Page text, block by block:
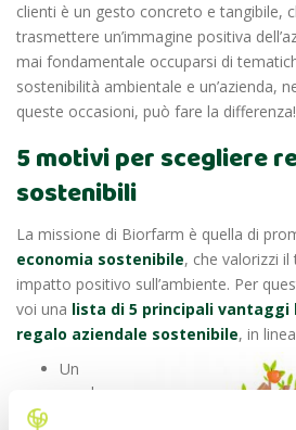
clienti è un gesto concreto e tangibile,
trasmettere un’immagine positiva
mai fondamentale occuparsi di
sostenibilità ambientale e un’azienda,
queste occasioni, può fare la differenza!
5 motivi per scegliere
sostenibili
La missione di Biorfarm è quella di
economia sostenibile, che valorizzi
impatto positivo sull’ambiente. Per
voi una lista di 5 principali
regalo aziendale sostenibile, in
Un
regalo